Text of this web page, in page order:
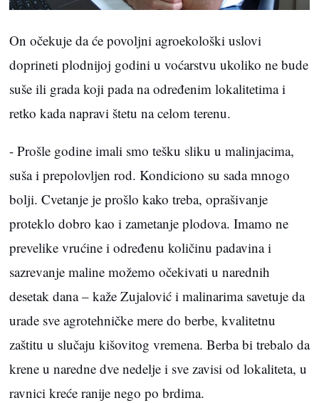
On očekuje da će povoljni agroekološki uslovi
doprineti plodnijoj godini u voćarstvu ukoliko ne bude
suše ili grada koji pada na određenim lokalitetima i
retko kada napravi štetu na celom terenu.
- Prošle godine imali smo tešku sliku u malinjacima,
suša i prepolovljen rod. Kondiciono su sada mnogo
bolji. Cvetanje je prošlo kako treba, oprašivanje
proteklo dobro kao i zametanje plodova. Imamo ne
prevelike vrućine i određenu količinu padavina i
sazrevanje maline možemo očekivati u narednih
desetak dana – kaže Zujalović i malinarima savetuje da
urade sve agrotehničke mere do berbe, kvalitetnu
zaštitu u slučaju kišovitog vremena. Berba bi trebalo da
krene u naredne dve nedelje i sve zavisi od lokaliteta, u
ravnici kreće ranije nego po brdima.